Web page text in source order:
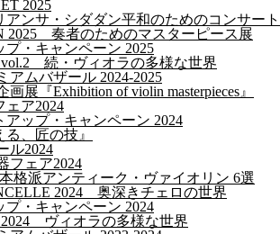
2025
アンサ・シダダン平和のためのコンサート
2025 奏者のためのマスターピース展
・キャンペーン 2025
続・ヴィオラの多様な世界
アムバザール 2024-2025
展『Exhibition of violin masterpieces』
ェア2024
ップ・キャンペーン 2024
、匠の技』
ル2024
フェア2024
格派アンティーク・ヴァイオリン 6選
2024 奥深きチェロの世界
・キャンペーン 2024
ヴィオラの多様な世界